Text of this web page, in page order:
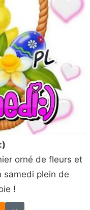
orné de fleurs et
plein de
!